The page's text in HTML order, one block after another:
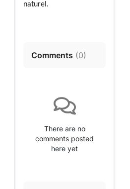
naturel.
Comments (0)
There are no
comments posted
here yet